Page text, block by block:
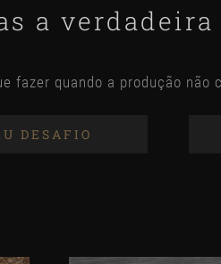
a verdadeira
fazer quando a produção não
DESAFIO